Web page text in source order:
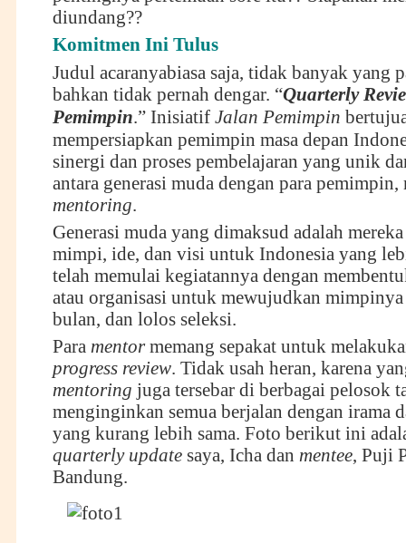
diundang??
Komitmen Ini Tulus
Judul acaranyabiasa saja, tidak banyak yang
bahkan tidak pernah dengar. “Quarterly
Pemimpin.” Inisiatif Jalan Pemimpin
mempersiapkan pemimpin masa depan
sinergi dan proses pembelajaran yang unik
antara generasi muda dengan para
mentoring.
Generasi muda yang dimaksud adalah
mimpi, ide, dan visi untuk Indonesia yang
telah memulai kegiatannya dengan
atau organisasi untuk mewujudkan
bulan, dan lolos seleksi.
Para mentormemang sepakat untuk
progress review. Tidak usah heran, karena
mentoring juga tersebar di berbagai pelosok
menginginkan semua berjalan dengan irama
yang kurang lebih sama. Foto berikut ini
quarterly updatesaya, Icha dan mentee, Puji
Bandung.